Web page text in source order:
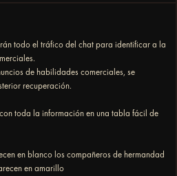
todo el tráfico del chat para identificar a la
de habilidades comerciales, se
recuperación.
toda la información en una tabla fácil de
en blanco los compañeros de hermandad
en amarillo